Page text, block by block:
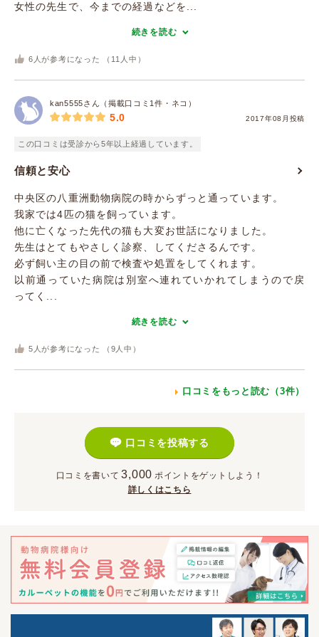
女性の先生で、今までの経過などを...
続きを読む
6 人が参考になった （ 11 人中）
kan5555さん（掲載口コミ1件・ネコ）
2017年08月投稿
5.0
この口コミは受診から5年以上経過しています。
信頼と安心
中央区の八重洲動物病院の時からずっと通っています。
我家では4匹の猫を飼っています。
他に亡くなった先代の猫も大変お世話になりました。
先生はとてもやさしく診察、してくださるんです。
必ず飼い主の目の前で検査や処置をしてくれます。
以前通っていた病院は別室へ連れていかれてしまうので戻
ってく...
続きを読む
5 人が参考になった （ 9 人中）
口コミをもっと読む（3件）
口コミを投稿する
口コミを書いて 3,000 ポイント をゲットしよう！
詳しくはこちら